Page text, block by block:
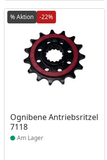
% Aktion -22%
Ognibene Antriebsritzel
7118
Produkt am Lager
Am Lager